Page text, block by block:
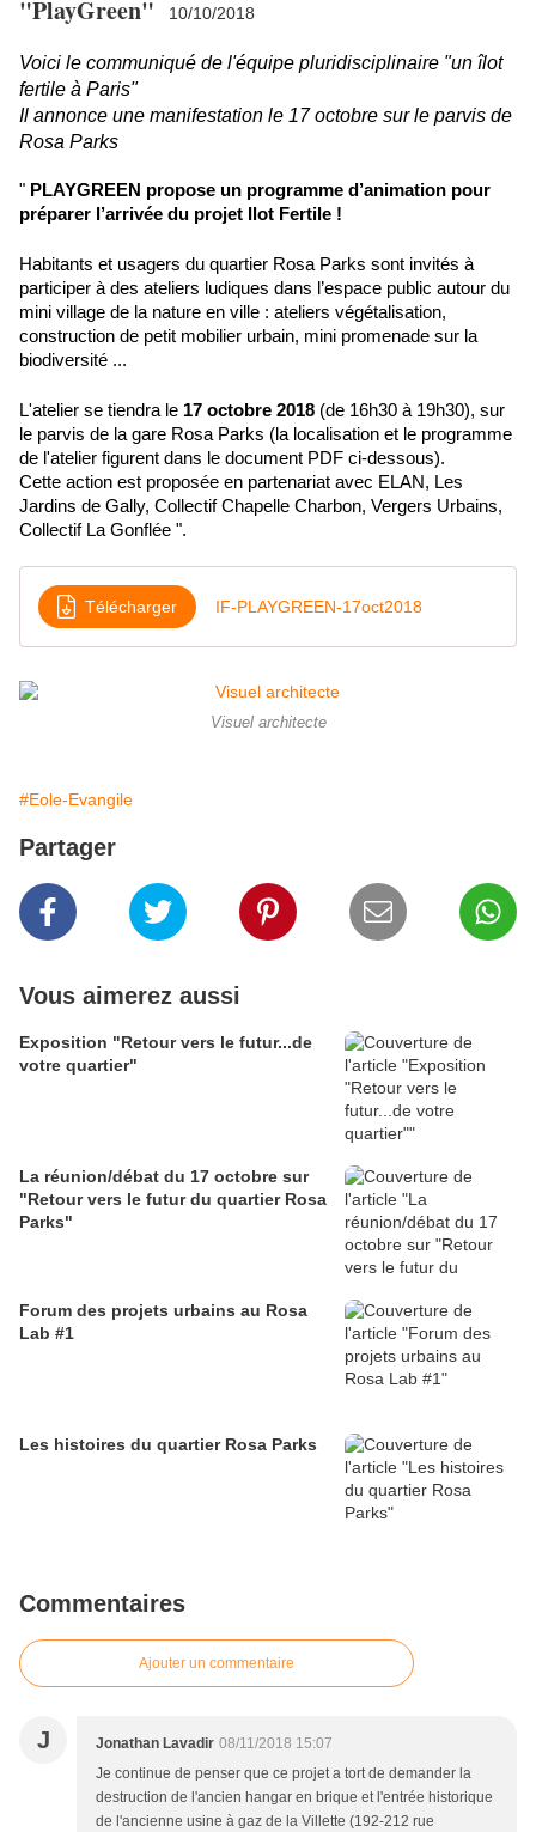
"PlayGreen" 10/10/2018
Voici le communiqué de l'équipe pluridisciplinaire "un îlot
fertile à Paris"
Il annonce une manifestation le 17 octobre sur le parvis de
Rosa Parks
" PLAYGREEN propose un programme d’animation pour
préparer l’arrivée du projet Ilot Fertile !
Habitants et usagers du quartier Rosa Parks sont invités à
participer à des ateliers ludiques dans l’espace public autour du
mini village de la nature en ville : ateliers végétalisation,
construction de petit mobilier urbain, mini promenade sur la
biodiversité ...
L'atelier se tiendra le 17 octobre 2018 (de 16h30 à 19h30), sur
le parvis de la gare Rosa Parks (la localisation et le programme
de l'atelier figurent dans le document PDF ci-dessous).
Cette action est proposée en partenariat avec ELAN, Les
Jardins de Gally, Collectif Chapelle Charbon, Vergers Urbains,
Collectif La Gonflée ".
Télécharger IF-PLAYGREEN-17oct2018
Visuel architecte
#Eole-Evangile
Partager
Vous aimerez aussi
Exposition "Retour vers le futur...de
votre quartier"
La réunion/débat du 17 octobre sur
"Retour vers le futur du quartier Rosa
Parks"
Forum des projets urbains au Rosa
Lab #1
Les histoires du quartier Rosa Parks
Commentaires
Ajouter un commentaire
J Jonathan Lavadir 08/11/2018 15:07
Je continue de penser que ce projet a tort de demander la
destruction de l'ancien hangar en brique et l'entrée historique
de l'ancienne usine à gaz de la Villette (192-212 rue